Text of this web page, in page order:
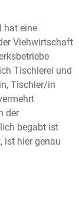
hat eine
Viehwirtschaft
Tischlerei und
Tischler/in
der
begabt ist
ist hier genau